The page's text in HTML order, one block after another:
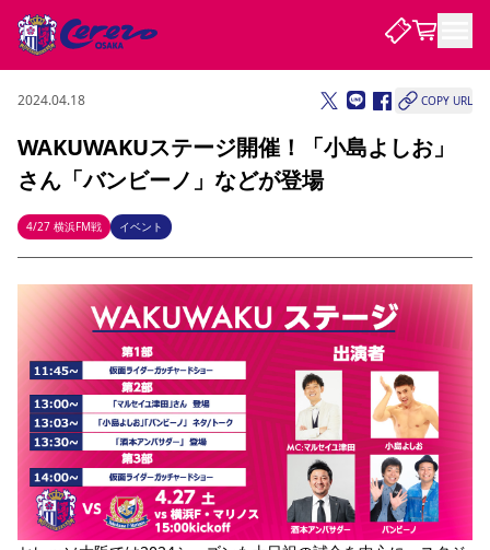
試合・チーム
試合について
試合日程 / 結果 順位表
チームについて
選手・スタッフ スケジュール アクセス
レディース
アカデミー ハナサカプレーヤー 歴代所属選手
観戦する
チケット
シーズンシート
法人シーズンシート 福祉サービス 団体チケット
特定興行入場券 譲渡サービス リセールサービス
観戦ガイド
初めて観戦ガイド キッズ向けサービス グルメ
マッチデープログラム
観戦マナー&ルール ビジターサポーター観戦ガイド 公式アプリ
スタジアム
YANMAR HANASAKA STADIUM
DAZNで観戦
クラブを知る
セレッソ大阪について
クラブ紹介 沿革 シーズン記録
サポートする
パートナー企業募集中 セレッソ大阪VISAカード サポートスタッフ
セレッソアイデアちょうだいな 応援商店街
Lise（ライセンスビジネス）
サステナビリティ
ファンクラブ
ファンクラブ
SAKURA SOCIO SAKURA POINT Program 招待券引換方法
まいセレチケット 会員規定 婚姻届・出生届・命名書
ニュース
ニュース
すべて チーム グッズ チケット イベント ファンクラブ
ホームタウン パートナー スポーツクラブ メディア 30周年
レディース
2024.04.18 COPY URL
WAKUWAKUステージ開催！「小島よしお」
さん「バンビーノ」などが登場
4/27 横浜FM戦 イベント